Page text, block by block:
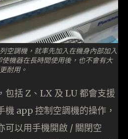
空調機，就率先加入在機身內部加入
機器在長時間使用後，也不會有大
耐用。
包括 Z、LX 及 LU 都會支援
app 控制空調機的操作，
可以用手機開啟 / 關閉空